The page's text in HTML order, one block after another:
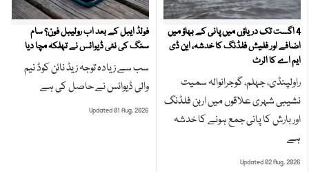
4 اگست تک دریاؤں میں پانی کے بہاؤ میں
اضافے اور فلیش فلڈنگ کا خدشہ، این ڈی
ایم اے کا الرٹ
راولپنڈی، جہلم، گوجرانوالہ سمیت
نشیبی شہری علاقوں میں اربن فلڈنگ
اور بارش کا پانی جمع ہونے کا خدشہ
ہے
Updated 02 Aug, 2026
فولڈ ایبل کے بعد اب رولیبل فون؟ سام
سنگ کی نئی ڈیوائس نے تہلکہ مچا دیا
سب سے زیادہ توجہ زیڈ نائن کوڈ نیم
والی ڈیوائس نے حاصل کی ہے
Updated 01 Aug, 2026